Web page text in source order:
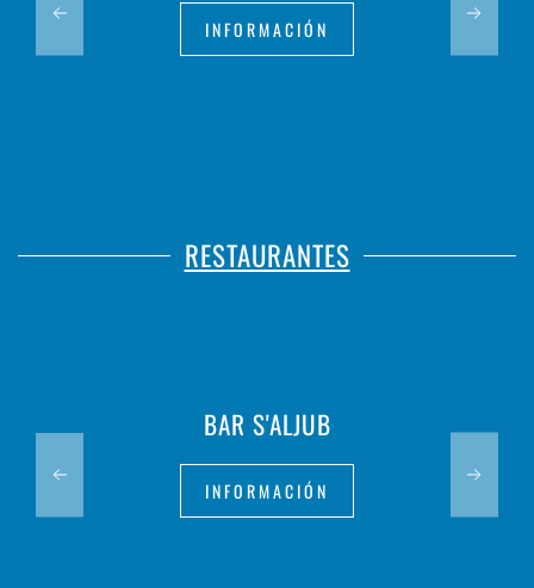
INFORMACIÓN
RESTAURANTES
BAR S'ALJUB
INFORMACIÓN